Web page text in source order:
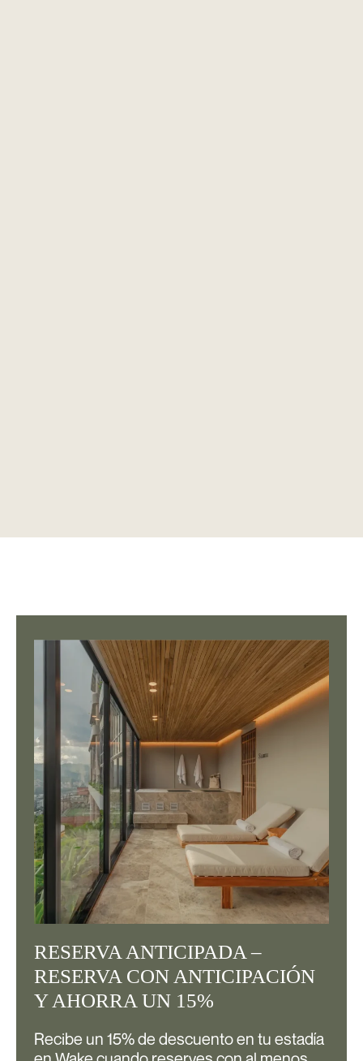
RESERVA ANTICIPADA –
RESERVA CON ANTICIPACIÓN
Y AHORRA UN 15%
Recibe un 15% de descuento en tu estadía